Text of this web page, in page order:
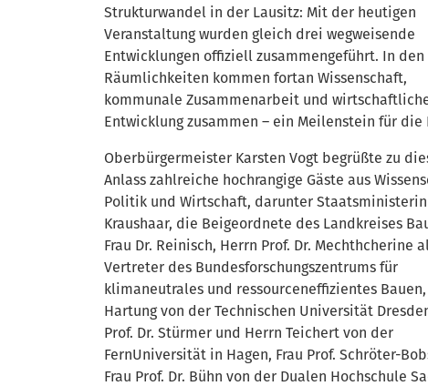
Strukturwandel in der Lausitz: Mit der heutigen
Veranstaltung wurden gleich drei wegweisende
Entwicklungen offiziell zusammengeführt. In den
Räumlichkeiten kommen fortan Wissenschaft,
kommunale Zusammenarbeit und
Entwicklung zusammen – ein Meilenstein für die
Oberbürgermeister Karsten Vogt begrüßte zu
Anlass zahlreiche hochrangige Gäste aus
Politik und Wirtschaft, darunter Staatsministerin
Kraushaar, die Beigeordnete des Landkreises
Frau Dr. Reinisch, Herrn Prof. Dr. Mechthcherine
Vertreter des Bundesforschungszentrums für
klimaneutrales und ressourceneffizientes Bauen,
Hartung von der Technischen Universität
Prof. Dr. Stürmer und Herrn Teichert von der
FernUniversität in Hagen, Frau Prof. Schröter-
Frau Prof. Dr. Bühn von der Dualen Hochschule